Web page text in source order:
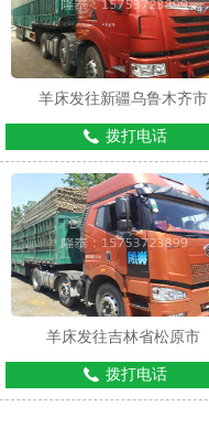
羊床发往新疆乌鲁木齐市
拨打电话
羊床发往吉林省松原市
拨打电话